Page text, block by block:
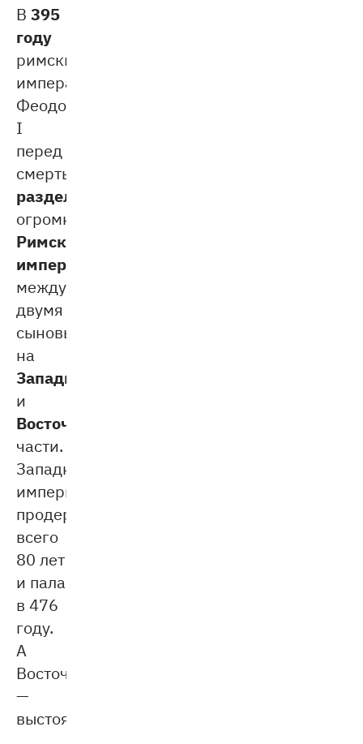
В 395
году
римский
император
Феодосий
I
перед
смертью
разделил
огромную
Римскую
империю
между
двумя
сыновьями
на
Западную
и
Восточную
части.
Западная
империя
продержалась
всего
80 лет
и пала
в 476
году.
А
Восточная
—
выстояла.